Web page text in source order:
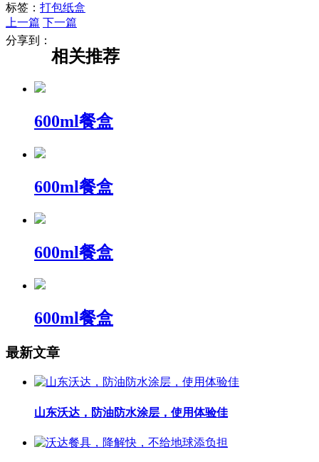
标签： 打包纸盒
上一篇 下一篇
分享到：
相关推荐
600ml餐盒
600ml餐盒
600ml餐盒
600ml餐盒
最新文章
山东沃达，防油防水涂层，使用体验佳